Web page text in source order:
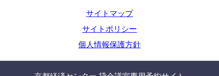
サイトマップ
サイトポリシー
個人情報保護方針